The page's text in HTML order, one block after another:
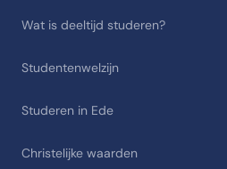
Wat is deeltijd studeren?
Studentenwelzijn
Studeren in Ede
Christelijke waarden